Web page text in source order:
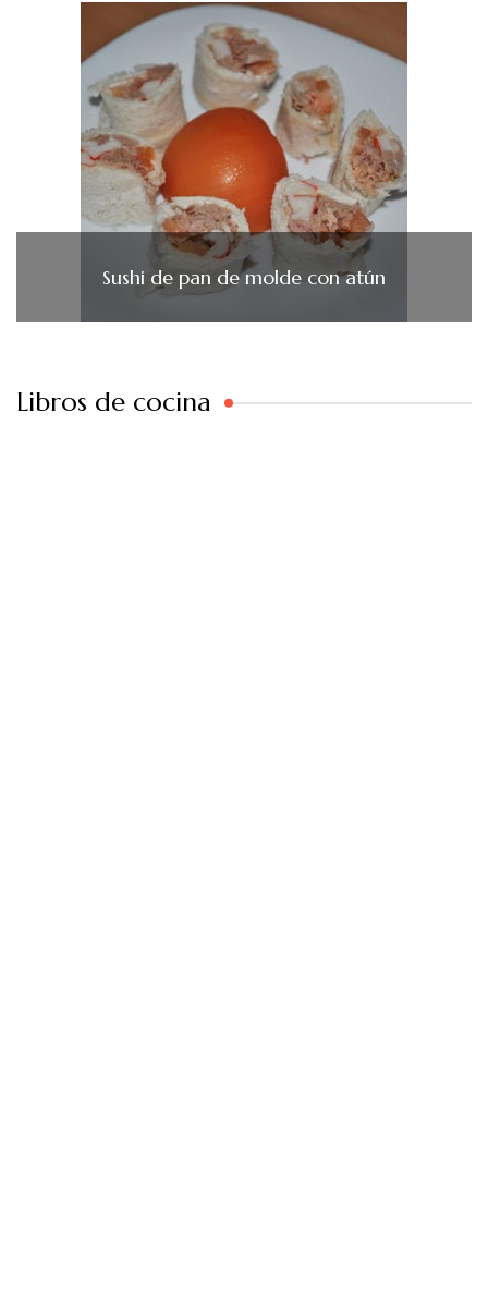
Sushi de pan de molde con atún
Libros de cocina